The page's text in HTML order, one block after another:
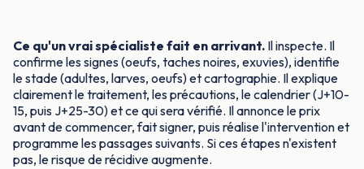
Ce qu'un vrai spécialiste fait en arrivant. Il inspecte. Il
confirme les signes (oeufs, taches noires, exuvies), identifie
le stade (adultes, larves, oeufs) et cartographie. Il explique
clairement le traitement, les précautions, le calendrier (J+10-
15, puis J+25-30) et ce qui sera vérifié. Il annonce le prix
avant de commencer, fait signer, puis réalise l'intervention et
programme les passages suivants. Si ces étapes n'existent
pas, le risque de récidive augmente.